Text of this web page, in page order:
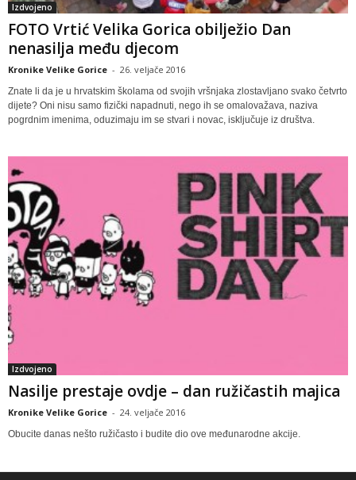
Izdvojeno
FOTO Vrtić Velika Gorica obilježio Dan
nenasilja među djecom
Kronike Velike Gorice - 26. veljače 2016
Znate li da je u hrvatskim školama od svojih vršnjaka zlostavljano svako četvrto
dijete? Oni nisu samo fizički napadnuti, nego ih se omalovažava, naziva
pogrdnim imenima, oduzimaju im se stvari i novac, isključuje iz društva.
Izdvojeno
Nasilje prestaje ovdje – dan ružičastih majica
Kronike Velike Gorice - 24. veljače 2016
Obucite danas nešto ružičasto i budite dio ove međunarodne akcije.